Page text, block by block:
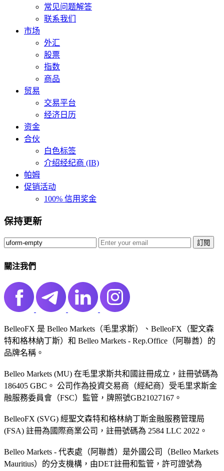
常见问题解答
联系我们
市场
外汇
股票
指数
商品
贸易
交易平台
经济日历
资金
合伙
白色标签
介绍经纪商 (IB)
帕姆
促销活动
100% 信用奖金
保持更新
訂閱️
關注我們
BelleoFX 是 Belleo Markets（毛里求斯）、BelleoFX（聖文森
特和格林納丁斯）和 Belleo Markets - Rep.Office（阿聯酋）的
品牌名稱。
Belleo Markets (MU) 在毛里求斯共和國註冊成立，註冊號碼為
186405 GBC。 公司作為投資交易商（經紀商）受毛里求斯金
融服務委員會（FSC）監管，牌照號GB21027167。
BelleoFX (SVG) 經聖文森特和格林納丁斯金融服務管理局
(FSA) 註冊為國際商業公司，註冊號碼為 2584 LLC 2022。
Belleo Markets - 代表處（阿聯酋）是外國公司（Belleo Markets
Mauritius）的分支機構，由DET註冊和監管，許可證號為